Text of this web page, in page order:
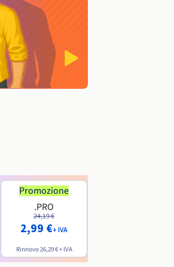
Promozione
.PRO
24,19 €
2,99 €+ IVA
Rinnovo26,29 €+ IVA